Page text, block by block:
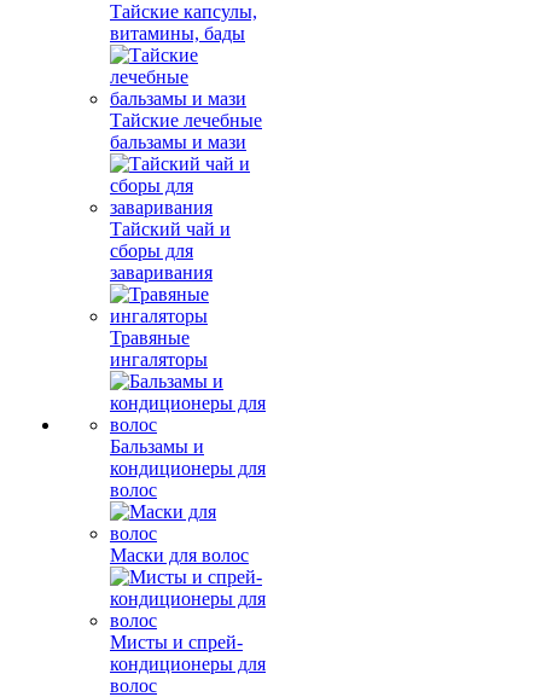
Тайские капсулы,
витамины, бады
Тайские лечебные
бальзамы и мази
Тайский чай и
сборы для
заваривания
Травяные
ингаляторы
Бальзамы и
кондиционеры для
волос
Маски для волос
Мисты и спрей-
кондиционеры для
волос